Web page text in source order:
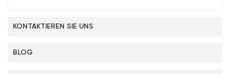
KONTAKTIEREN SIE UNS
BLOG